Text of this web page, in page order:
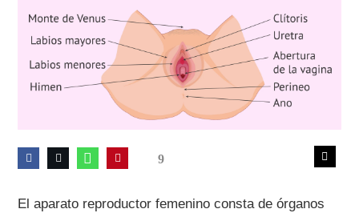
9
El aparato reproductor femenino consta de órganos